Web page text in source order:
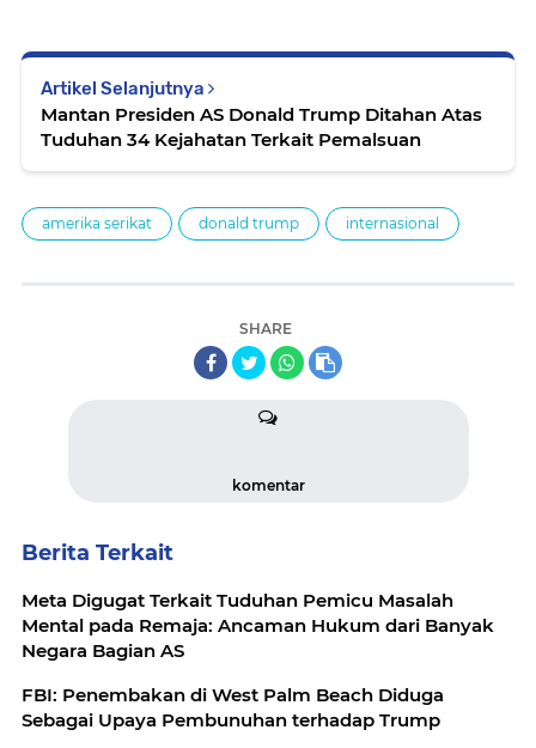
Artikel Selanjutnya
Mantan Presiden AS Donald Trump Ditahan Atas
Tuduhan 34 Kejahatan Terkait Pemalsuan
amerika serikat donald trump internasional
SHARE
komentar
Berita Terkait
Meta Digugat Terkait Tuduhan Pemicu Masalah
Mental pada Remaja: Ancaman Hukum dari Banyak
Negara Bagian AS
FBI: Penembakan di West Palm Beach Diduga
Sebagai Upaya Pembunuhan terhadap Trump